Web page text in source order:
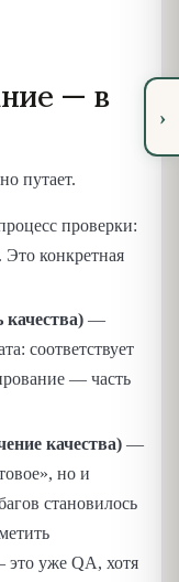
— в
путает.
проверки:
конкретная
—
соответствует
— часть
качества) —
но и
становилось
это уже QA, хотя
›